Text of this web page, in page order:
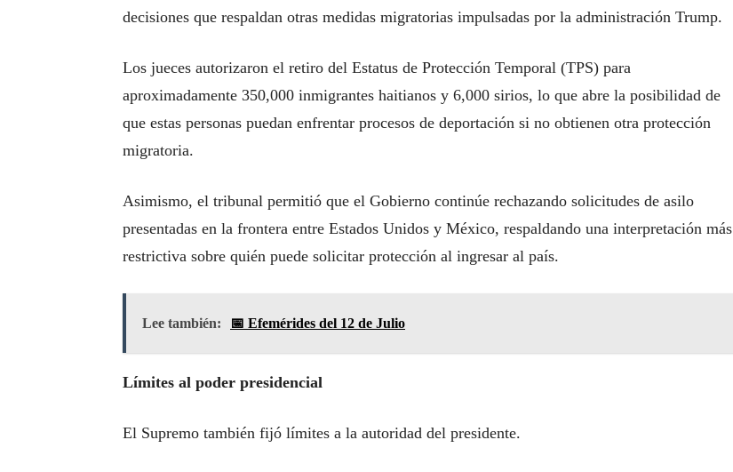
decisiones que respaldan otras medidas migratorias impulsadas por la administración Trump.
Los jueces autorizaron el retiro del Estatus de Protección Temporal (TPS) para
aproximadamente 350,000 inmigrantes haitianos y 6,000 sirios, lo que abre la posibilidad de
que estas personas puedan enfrentar procesos de deportación si no obtienen otra protección
migratoria.
Asimismo, el tribunal permitió que el Gobierno continúe rechazando solicitudes de asilo
presentadas en la frontera entre Estados Unidos y México, respaldando una interpretación más
restrictiva sobre quién puede solicitar protección al ingresar al país.
Lee también: 📅 Efemérides del 12 de Julio
Límites al poder presidencial
El Supremo también fijó límites a la autoridad del presidente.